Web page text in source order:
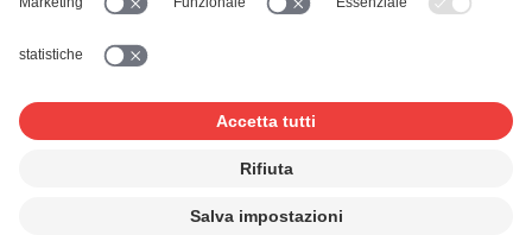
FacebookInstagram YouTube
Blog
© 2026 SUISA
Impostazioni sulla privacy